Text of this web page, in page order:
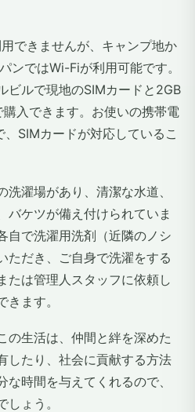
できませんが、キャンプ地か
ンではWi-Fiが利用可能です。
ビルで現地のSIMカードと2GB
入できます。お使いの携帯電
SIMカードが対応しているこ
濯場があり、清潔な水道、
バケツが備え付けられていま
自で洗濯用洗剤（近隣のノシ
ただき、ご自身で洗濯をする
たは管理人スタッフに依頼し
ます。
の生活は、仲間と絆を深めた
したり、社会に貢献する方法
時間を与えてくれるので、
ょう。